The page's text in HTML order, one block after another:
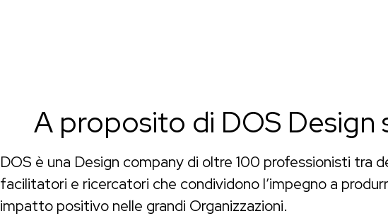
A proposito di DOS Design
DOS è una Design company di oltre 100 professionisti tra
facilitatori e ricercatori che condividono l’impegno a
impatto positivo nelle grandi Organizzazioni.